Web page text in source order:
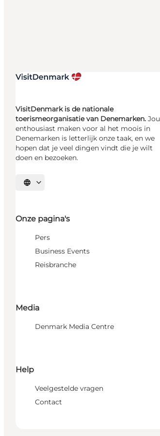
VisitDenmark is de nationale
toerismeorganisatie van Denemarken. Jou
enthousiast maken voor al het moois in
Denemarken is letterlijk onze taak, en we
hopen dat je veel dingen vindt die je wilt
doen en bezoeken.
Selecteer taal
Onze pagina's
Pers
Business Events
Reisbranche
Media
Denmark Media Centre
Help
Veelgestelde vragen
Contact